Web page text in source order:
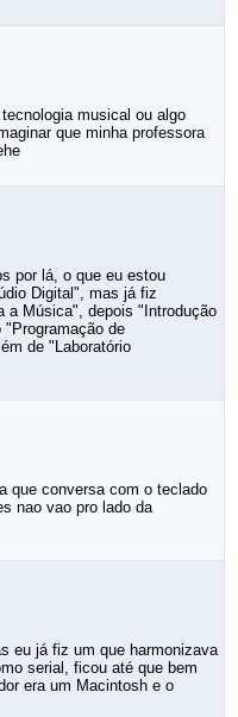
musical ou algo
que minha professora
por lá, o que eu estou
Digital", mas já fiz
a Música", depois "Introdução
de
de "Laboratório
que conversa com o teclado
nao vao pro lado da
eu já fiz um que harmonizava
serial, ficou até que bem
era um Macintosh e o